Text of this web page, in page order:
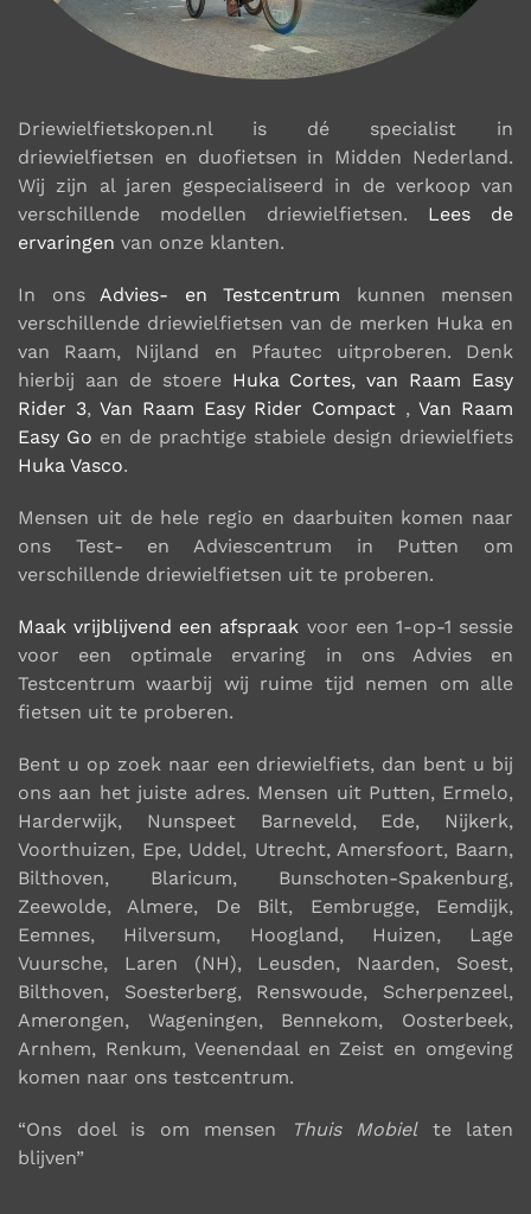
Driewielfietskopen.nl is dé specialist in
driewielfietsen en duofietsen in Midden Nederland.
Wij zijn al jaren gespecialiseerd in de verkoop van
verschillende modellen driewielfietsen. Lees de
ervaringen van onze klanten.
In ons Advies- en Testcentrum kunnen mensen
verschillende driewielfietsen van de merken Huka en
van Raam, Nijland en Pfautec uitproberen. Denk
hierbij aan de stoere Huka Cortes, van Raam Easy
Rider 3, Van Raam Easy Rider Compact ,Van Raam
Easy Go en de prachtige stabiele design driewielfiets
Huka Vasco.
Mensen uit de hele regio en daarbuiten komen naar
ons Test- en Adviescentrum in Putten om
verschillende driewielfietsen uit te proberen.
Maak vrijblijvend een afspraak voor een 1-op-1 sessie
voor een optimale ervaring in ons Advies en
Testcentrum waarbij wij ruime tijd nemen om alle
fietsen uit te proberen.
Bent u op zoek naar een driewielfiets, dan bent u bij
ons aan het juiste adres. Mensen uit Putten, Ermelo,
Harderwijk, Nunspeet Barneveld, Ede, Nijkerk,
Voorthuizen, Epe, Uddel, Utrecht, Amersfoort, Baarn,
Bilthoven, Blaricum, Bunschoten-Spakenburg,
Zeewolde, Almere, De Bilt, Eembrugge, Eemdijk,
Eemnes, Hilversum, Hoogland, Huizen, Lage
Vuursche, Laren (NH), Leusden, Naarden, Soest,
Bilthoven, Soesterberg, Renswoude, Scherpenzeel,
Amerongen, Wageningen, Bennekom, Oosterbeek,
Arnhem, Renkum, Veenendaal en Zeist en omgeving
komen naar ons testcentrum.
“Ons doel is om mensen Thuis Mobielte laten
blijven”